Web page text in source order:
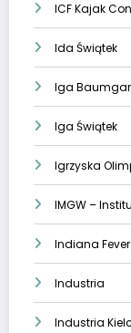
ICF Kajak
Ida Świątek
Iga
Iga Świątek
Igrzyska
IMGW –
Indiana Fever
Industria
Industria